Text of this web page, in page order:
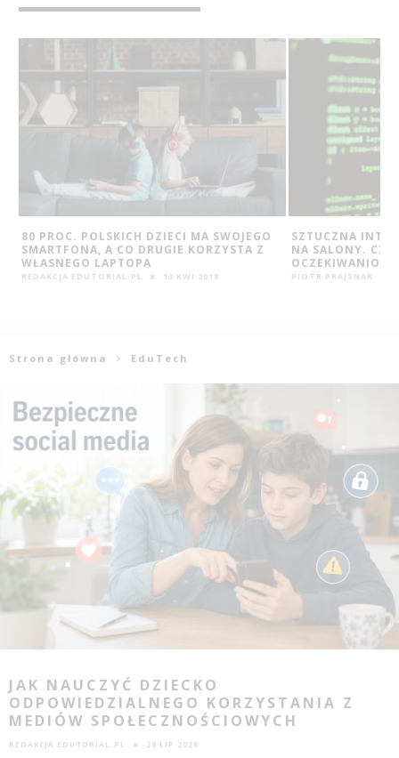
80 PROC. POLSKICH DZIECI MA SWOJEGO
SMARTFONA, A CO DRUGIE KORZYSTA Z
WŁASNEGO LAPTOPA
REDAKCJA EDUTORIAL.PL 13 KWI 2018
SZTUCZNA
NA SALONY. CZY
OCZEKIWANIOM?
PIOTR PRAJSNAR
Strona główna EduTech
JAK NAUCZYĆ DZIECKO
ODPOWIEDZIALNEGO KORZYSTANIA Z
MEDIÓW SPOŁECZNOŚCIOWYCH
REDAKCJA EDUTORIAL.PL 28 LIP 2026